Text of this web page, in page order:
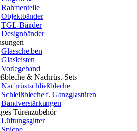
Rahmenteile
Objektbänder
TGL-Bänder
Designbänder
Glasscheiben
Glasleisten
Vorlegeband
& Nachrüst-Sets
Nachrüstschließbleche
Schleißbleche f. Ganzglastüren
Bandverstärkungen
Türenzubehör
Lüftungsgitter
Spione